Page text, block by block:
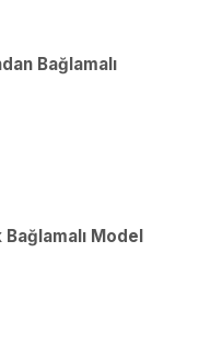
Bağlamalı
Model